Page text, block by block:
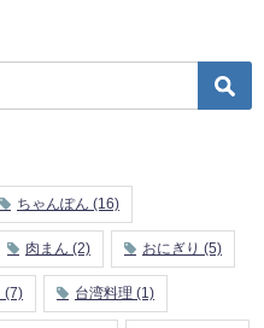
ちゃんぽん (16)
肉まん (2) おにぎり (5)
(7) 台湾料理 (1)